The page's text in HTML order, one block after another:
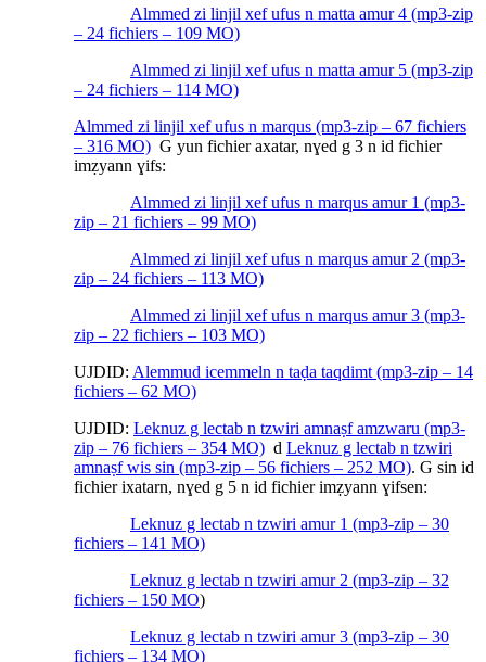
Almmed zi linjil xef ufus n matta amur 4 (mp3-zip
– 24 fichiers – 109 MO)
Almmed zi linjil xef ufus n matta amur 5 (mp3-zip
– 24 fichiers – 114 MO)
Almmed zi linjil xef ufus n marqus (mp3-zip – 67 fichiers
– 316 MO) G yun fichier axatar, nɣed g 3 n id fichier
imẓyann ɣifs:
Almmed zi linjil xef ufus n marqus amur 1 (mp3-
zip – 21 fichiers – 99 MO)
Almmed zi linjil xef ufus n marqus amur 2 (mp3-
zip – 24 fichiers – 113 MO)
Almmed zi linjil xef ufus n marqus amur 3 (mp3-
zip – 22 fichiers – 103 MO)
UJDID: Alemmud icemmeln n taḍa taqdimt (mp3-zip – 14
fichiers – 62 MO)
UJDID: Leknuz g lectab n tzwiri amnaṣf amzwaru (mp3-
zip – 76 fichiers – 354 MO) d Leknuz g lectab n tzwiri
amnaṣf wis sin (mp3-zip – 56 fichiers – 252 MO). G sin id
fichier ixatarn, nɣed g 5 n id fichier imẓyann ɣifsen:
Leknuz g lectab n tzwiri amur 1 (mp3-zip – 30
fichiers – 141 MO)
Leknuz g lectab n tzwiri amur 2 (mp3-zip – 32
fichiers – 150 MO)
Leknuz g lectab n tzwiri amur 3 (mp3-zip – 30
fichiers – 134 MO)